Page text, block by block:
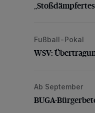
WSV:
Fußball-Pokal
WSV:
BUGA-
Ab September
BUGA-